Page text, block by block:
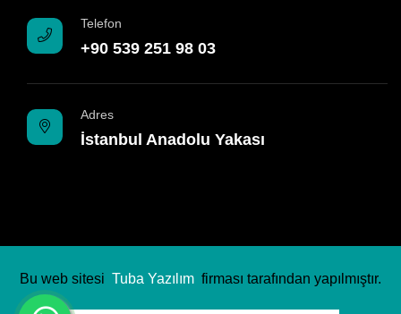
Telefon
+90 539 251 98 03
Adres
İstanbul Anadolu Yakası
Bu web sitesi Tuba Yazılım firması tarafından yapılmıştır.